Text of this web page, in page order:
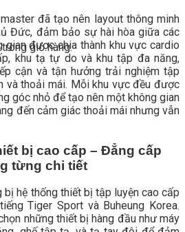
giỏ hàng.
đã tạo nên layout thông minh
Đức, đảm bảo sự hài hòa giữa các
gian được chia thành khu vực cardio
khu tạ tự do và khu tập đa năng,
cận và tận hưởng trải nghiệm tập
và thoải mái. Mỗi khu vực đều được
góc nhỏ để tạo nên một không gian
đến cảm giác thoải mái nhưng vẫn
bị cao cấp – Đẳng cấp
từng chi tiết
hệ thống thiết bị tập luyện cao cấp
Tiger Sport và Buheung Korea.
những thiết bị hàng đầu như máy